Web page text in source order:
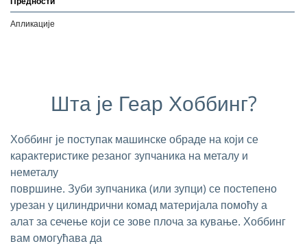
Апликације
Шта је Геар Хоббинг?
Хоббинг је поступак машинске обраде на који се
карактеристике резаног зупчаника на металу и
неметалу
површине. Зуби зупчаника (или зупци) се постепено
урезан у цилиндрични комад материјала помоћу а
алат за сечење који се зове плоча за кување. Хоббинг
вам омогућава да